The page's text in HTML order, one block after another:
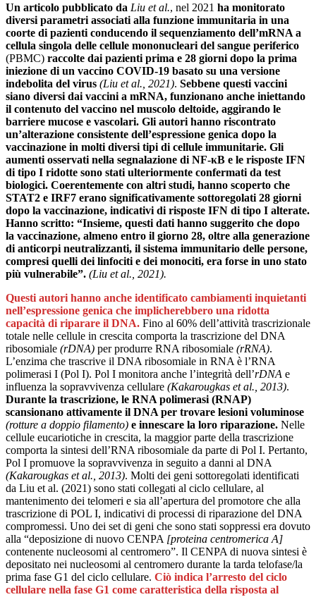
Un articolo pubblicato da Liu et al., nel 2021 ha monitorato
diversi parametri associati alla funzione immunitaria in una
coorte di pazienti conducendo il sequenziamento dell’mRNA a
cellula singola delle cellule mononucleari del sangue periferico
(PBMC) raccolte dai pazienti prima e 28 giorni dopo la prima
iniezione di un vaccino COVID-19 basato su una versione
indebolita del virus (Liu et al., 2021). Sebbene questi vaccini
siano diversi dai vaccini a mRNA, funzionano anche iniettando
il contenuto del vaccino nel muscolo deltoide, aggirando le
barriere mucose e vascolari. Gli autori hanno riscontrato
un’alterazione consistente dell’espressione genica dopo la
vaccinazione in molti diversi tipi di cellule immunitarie. Gli
aumenti osservati nella segnalazione di NF-κB e le risposte IFN
di tipo I ridotte sono stati ulteriormente confermati da test
biologici. Coerentemente con altri studi, hanno scoperto che
STAT2 e IRF7 erano significativamente sottoregolati 28 giorni
dopo la vaccinazione, indicativi di risposte IFN di tipo I alterate.
Hanno scritto: “Insieme, questi dati hanno suggerito che dopo
la vaccinazione, almeno entro il giorno 28, oltre alla generazione
di anticorpi neutralizzanti, il sistema immunitario delle persone,
compresi quelli dei linfociti e dei monociti, era forse in uno stato
più vulnerabile”. (Liu et al., 2021).
Questi autori hanno anche identificato cambiamenti inquietanti
nell’espressione genica che implicherebbero una ridotta
capacità di riparare il DNA. Fino al 60% dell’attività trascrizionale
totale nelle cellule in crescita comporta la trascrizione del DNA
ribosomiale (rDNA) per produrre RNA ribosomiale (rRNA).
L’enzima che trascrive il DNA ribosomiale in RNA è l’RNA
polimerasi I (Pol I). Pol I monitora anche l’integrità dell’rDNA e
influenza la sopravvivenza cellulare (Kakarougkas et al., 2013).
Durante la trascrizione, le RNA polimerasi (RNAP)
scansionano attivamente il DNA per trovare lesioni voluminose
(rotture a doppio filamento) e innescare la loro riparazione. Nelle
cellule eucariotiche in crescita, la maggior parte della trascrizione
comporta la sintesi dell’RNA ribosomiale da parte di Pol I. Pertanto,
Pol I promuove la sopravvivenza in seguito a danni al DNA
(Kakarougkas et al., 2013). Molti dei geni sottoregolati identificati
da Liu et al. (2021) sono stati collegati al ciclo cellulare, al
mantenimento dei telomeri e sia all’apertura del promotore che alla
trascrizione di POL I, indicativi di processi di riparazione del DNA
compromessi. Uno dei set di geni che sono stati soppressi era dovuto
alla “deposizione di nuovo CENPA [proteina centromerica A]
contenente nucleosomi al centromero”. Il CENPA di nuova sintesi è
depositato nei nucleosomi al centromero durante la tarda telofase/la
prima fase G1 del ciclo cellulare. Ciò indica l’arresto del ciclo
cellulare nella fase G1 come caratteristica della risposta al